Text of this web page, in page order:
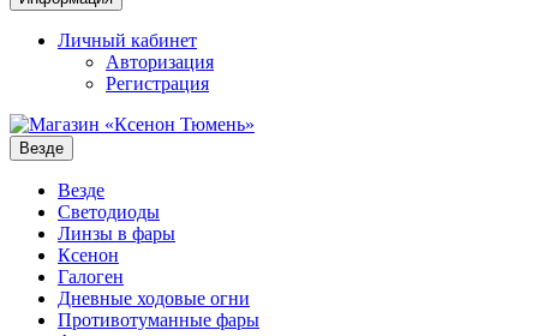
Личный кабинет
Авторизация
Регистрация
Везде
Везде
Светодиоды
Линзы в фары
Ксенон
Галоген
Дневные ходовые огни
Противотуманные фары